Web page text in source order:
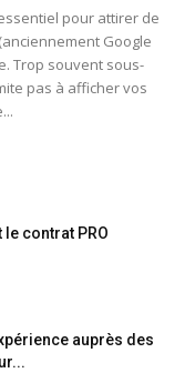
pour attirer de
Google
Trop souvent sous-
pas à afficher vos
le contrat PRO
auprès des